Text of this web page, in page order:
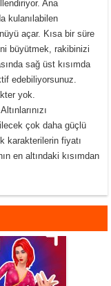
Ana
kulanılabilen
açar. Kısa bir süre
büyütmek, rakibinizi
sağ üst kısımda
edebiliyorsunuz.
yok.
çok daha güçlü
karakterilerin fiyatı
en altındaki kısımdan